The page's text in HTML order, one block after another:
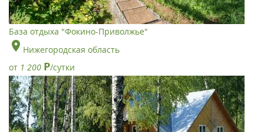
База отдыха "Фокино-Приволжье"
Нижегородская область
от 1 200 Р/сутки